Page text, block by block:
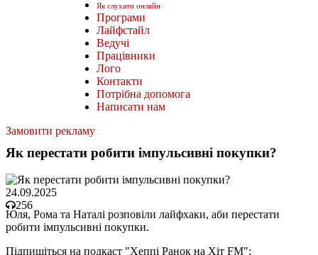
Як слухати онлайн
Програми
Лайфстайл
Ведучі
Працівники
Лого
Контакти
Потрібна допомога
Написати нам
Замовити рекламу
Як перестати робити імпульсивні покупки?
24.09.2025
256
Юля, Рома та Наталі розповіли лайфхаки, аби перестати
робити імпульсивні покупки.
Підпишіться на подкаст "Хеппі Ранок на Хіт FM":